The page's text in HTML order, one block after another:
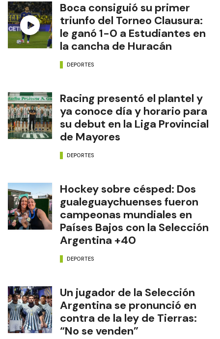
Boca consiguió su primer
triunfo del Torneo Clausura:
le ganó 1-0 a Estudiantes en
la cancha de Huracán
DEPORTES
Racing presentó el plantel y
ya conoce día y horario para
su debut en la Liga Provincial
de Mayores
DEPORTES
Hockey sobre césped: Dos
gualeguaychuenses fueron
campeonas mundiales en
Países Bajos con la Selección
Argentina +40
DEPORTES
Un jugador de la Selección
Argentina se pronunció en
contra de la ley de Tierras:
“No se venden”